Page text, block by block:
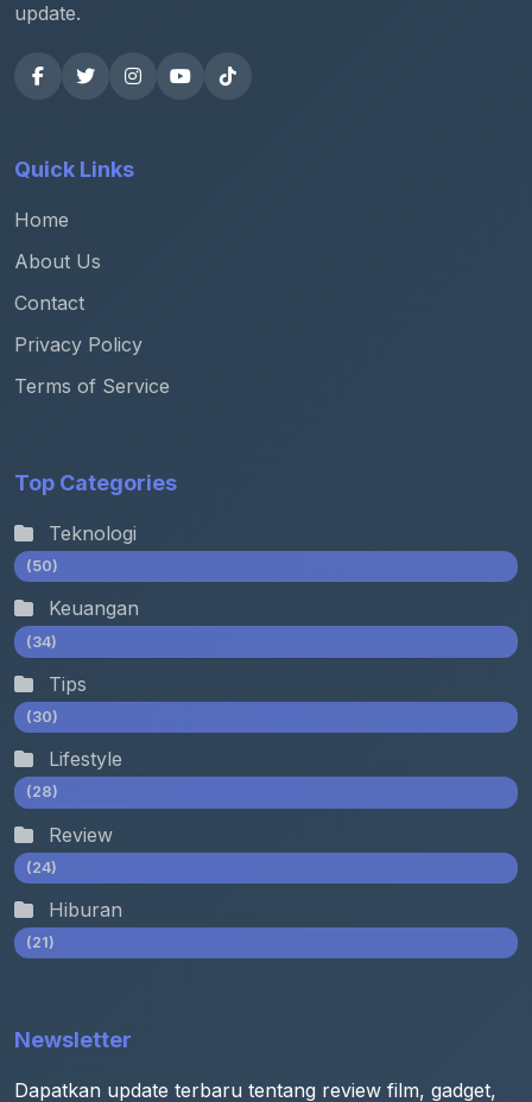
update.
Quick Links
Home
About Us
Contact
Privacy Policy
Terms of Service
Top Categories
Teknologi
(50)
Keuangan
(34)
Tips
(30)
Lifestyle
(28)
Review
(24)
Hiburan
(21)
Newsletter
Dapatkan update terbaru tentang review film, gadget,